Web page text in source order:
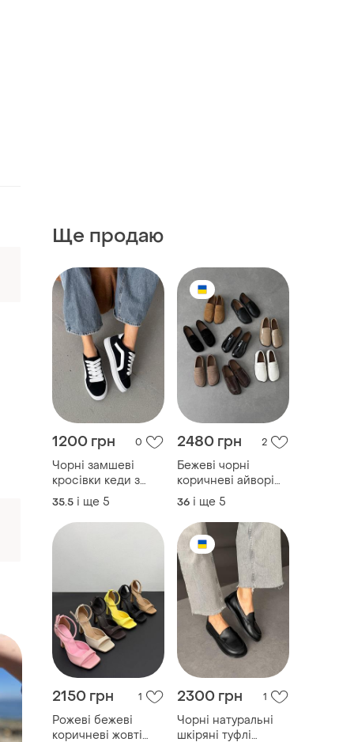
Ще продаю
1200 грн 0
Чорні замшеві
кросівки кеди з
білими вставками
на білій товстій
підошві
35.5 і ще 5
2480 грн 2
Бежеві чорні
коричневі айворі
кемел натуральні
шкіряні замшеві
лаковані лакові
анатомічні лофери
з анатомічним
носом замша шкіра
лак шоколад беж
лотос
36 і ще 5
2150 грн 1
Рожеві бежеві
коричневі жовті
2300 грн 1
Чорні натуральні
шкіряні туфлі